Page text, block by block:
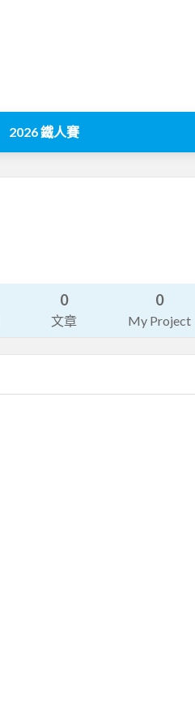
2026 鐵人賽
0
文章
0
My Project